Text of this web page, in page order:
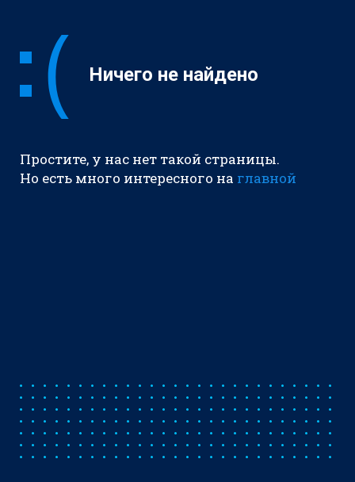
Ничего не найдено
Простите, у нас нет такой страницы.
Но есть много интересного на главной